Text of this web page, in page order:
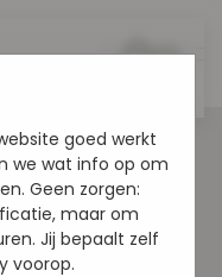
goed werkt
we wat info op om
Geen zorgen:
maar om
Jij bepaalt zelf
voorop.